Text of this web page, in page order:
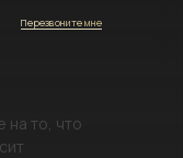
Перезвоните мне
то, что